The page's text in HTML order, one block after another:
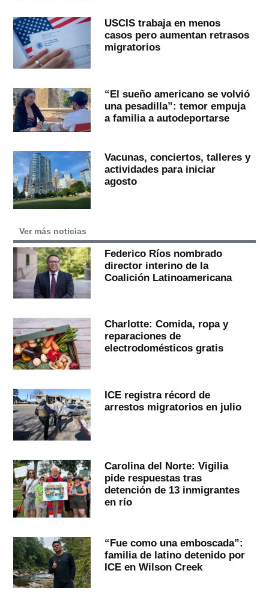
USCIS trabaja en menos
casos pero aumentan retrasos
migratorios
“El sueño americano se volvió
una pesadilla”: temor empuja
a familia a autodeportarse
Vacunas, conciertos, talleres y
actividades para iniciar
agosto
Ver más noticias
Federico Ríos nombrado
director interino de la
Coalición Latinoamericana
Charlotte: Comida, ropa y
reparaciones de
electrodomésticos gratis
ICE registra récord de
arrestos migratorios en julio
Carolina del Norte: Vigilia
pide respuestas tras
detención de 13 inmigrantes
en río
“Fue como una emboscada”:
familia de latino detenido por
ICE en Wilson Creek